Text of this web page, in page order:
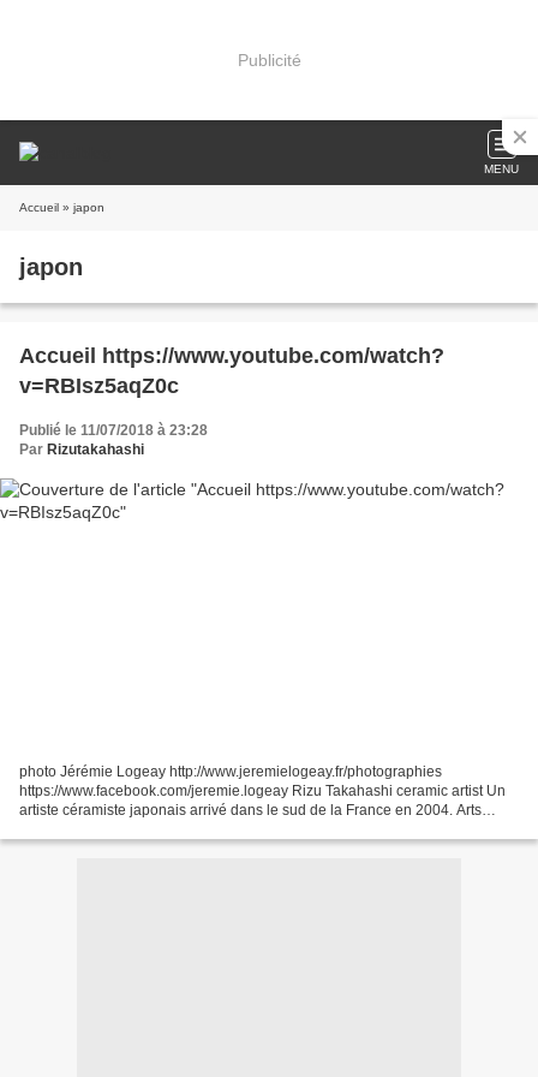
Publicité
MENU
Accueil » japon
japon
Accueil https://www.youtube.com/watch?
v=RBIsz5aqZ0c
Publié le 11/07/2018 à 23:28
Par Rizutakahashi
photo Jérémie Logeay http://www.jeremielogeay.fr/photographies
https://www.facebook.com/jeremie.logeay Rizu Takahashi ceramic artist Un
artiste céramiste japonais arrivé dans le sud de la France en 2004. Arts